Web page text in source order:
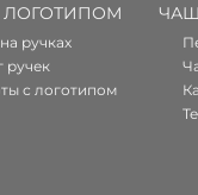
ЛОГОТИПОМ
ручках
ручек
с логотипом